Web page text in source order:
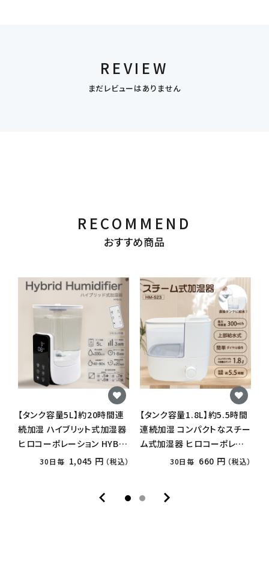
REVIEW
まだレビューはありません
RECOMMEND
おすすめ商品
【タンク容量5L】約20時間連
続加湿 ハイブリット式加湿器
ヒロコーポレーション HYB-
30日毎 1,045 円 （税込）
【タンク容量1.8L】約5.5時間
連続加湿 コンパクトなスチー
ム式加湿器 ヒロコーポレー
ション HM-S23 ホワイト
30日毎 660 円 （税込）